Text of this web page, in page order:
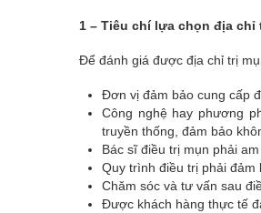
1 – Tiêu chí lựa chọn địa chỉ
Để đánh giá được địa chỉ trị
Đơn vị đảm bảo cung cấp
Công nghệ hay phương
truyền thống, đảm bảo
Bác sĩ điều trị mụn phải
Quy trình điều trị phải
Chăm sóc và tư vấn sau
Được khách hàng thực tế